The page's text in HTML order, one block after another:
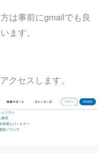
は事前にgmailでも良
ます。
クセスします。